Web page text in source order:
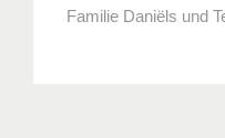
Familie Daniëls und